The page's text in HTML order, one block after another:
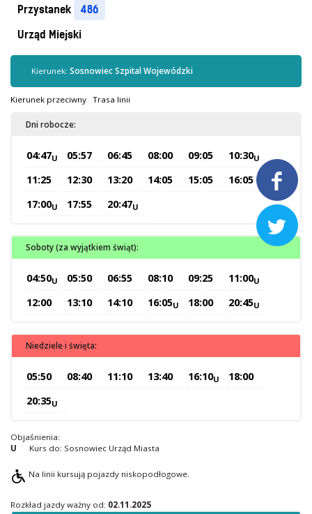


Honorowanie biletów ZK„KM”
Sprzedaż biletów u kierowców
Jaworznicka Karta Miejska
Open Payment System
Inne
Centrum Obsługi Klienta
Multimedia
Uwagi i wnioski
Przystanek 486
Urząd Miejski
Kierunek: Sosnowiec Szpital Wojewódzki
Kierunek przeciwny Trasa linii
Dni robocze:
04:47U 05:57 06:45 08:00 09:05 10:30U
11:25 12:30 13:20 14:05 15:05
16:05
17:00U 17:55 20:47U
Soboty (za wyjątkiem świąt):
04:50U 05:50 06:55 08:10 09:25 11:00U
12:00 13:10 14:10 16:05U 18:00 20:45U
Niedziele i święta:
05:50 08:40 11:10 13:40 16:10U
18:00
20:35U
Objaśnienia:
U
Kurs do: Sosnowiec Urząd Miasta
Na linii kursują pojazdy niskopodłogowe.
Rozkład jazdy ważny od: 02.11.2025